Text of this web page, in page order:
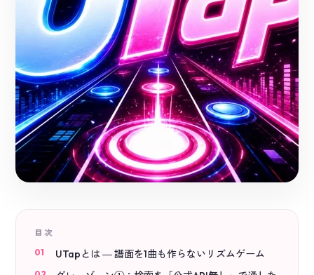
目次
UTapとは ― 譜面を1曲も作らないリズムゲーム